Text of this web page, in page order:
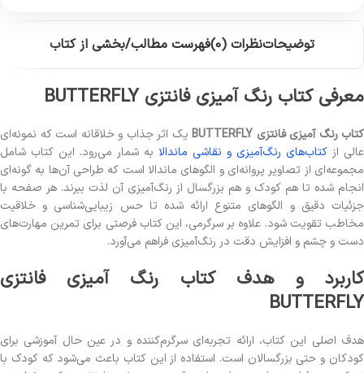
توضیحاتنظرات (0) فهرست مطالب/بخشی از کتاب
معرفی کتاب رنگ آمیزی فانتزی BUTTERFLY
کتاب رنگ آمیزی فانتزی BUTTERFLY
یک اثر جذاب و خلاقانه است که نمونه‌ای
عالی از کتاب‌های رنگ‌آمیزی و نقاشی ماندالا به شمار می‌رود. این کتاب شامل
مجموعه‌ای از تصاویر پروانه‌ای و الگوهای ماندالا است که طراحی آن‌ها به گونه‌ای
انجام شده تا هم کودک و هم بزرگسال از رنگ‌آمیزی آن لذت ببرند. هر صفحه با
جزئیات دقیق و الگوهای متنوع ارائه شده تا حس زیبایی‌شناسی و خلاقیت
مخاطب تقویت شود. علاوه بر سرگرمی، این کتاب فرصتی برای تمرین مهارت‌های
دست و چشم و افزایش دقت در رنگ‌آمیزی فراهم می‌آورد.
کاربرد و هدف کتاب رنگ آمیزی فانتزی
BUTTERFLY
هدف اصلی این کتاب، ارائه تجربه‌ای سرگرم‌کننده و در عین حال آموزشی برای
کودکان و حتی بزرگسالان است. استفاده از این کتاب باعث می‌شود که کودک با